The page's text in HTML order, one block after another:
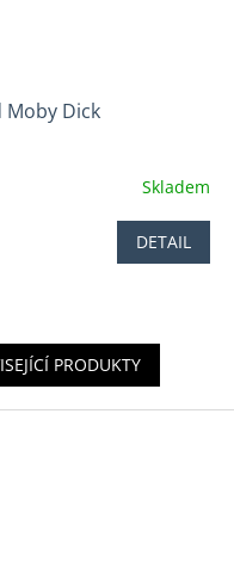
Moby Dick
Skladem
DETAIL
PRODUKTY